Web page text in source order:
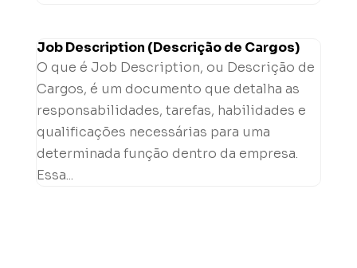
Job Description (Descrição de Cargos)
O que é Job Description, ou Descrição de
Cargos, é um documento que detalha as
responsabilidades, tarefas, habilidades e
qualificações necessárias para uma
determinada função dentro da empresa.
Essa...